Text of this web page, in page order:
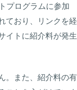
プログラムに参加
ており、リンクを経
イトに紹介料が発生
。また、紹介料の有